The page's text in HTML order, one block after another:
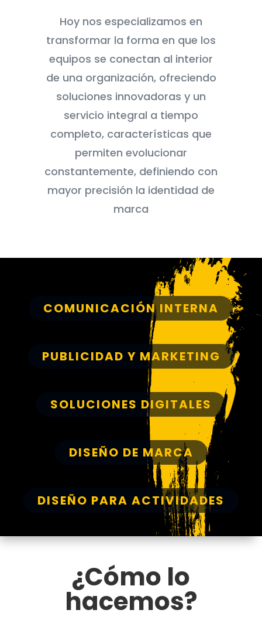
Hoy nos especializamos en
transformar la forma en que los
equipos se conectan al interior
de una organización, ofreciendo
soluciones innovadoras y un
servicio integral a tiempo
completo, características que
permiten evolucionar
constantemente, definiendo con
mayor precisión la identidad de
marca
COMUNICACIÓN INTERNA
PUBLICIDAD Y MARKETING
SOLUCIONES DIGITALES
DISEÑO DE MARCA
DISEÑO PARA ACTIVIDADES
¿Cómo lo
hacemos?